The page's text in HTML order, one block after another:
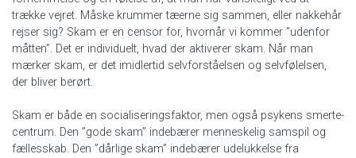
trække vejret. Måske krummer tæerne sig sammen, eller nakkehår
rejser sig? Skam er en censor for, hvornår vi kommer ”udenfor
måtten”. Det er individuelt, hvad der aktiverer skam. Når man
mærker skam, er det imidlertid selvforståelsen og selvfølelsen,
der bliver berørt.
Skam er både en socialiseringsfaktor, men også psykens smerte-
centrum. Den ”gode skam” indebærer menneskelig samspil og
fællesskab. Den ”dårlige skam” indebærer udelukkelse fra